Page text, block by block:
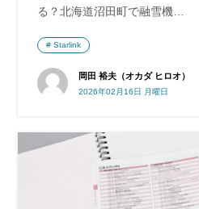
る？北海道沼田町で融雪機…
岡田 裕夫（オカダ ヒロオ）
2026年02月16日 月曜日
Starlink